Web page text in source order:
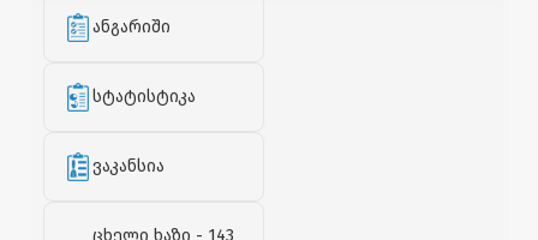
ანგარიში
სტატისტიკა
ვაკანსია
ცხელი ხაზი - 143